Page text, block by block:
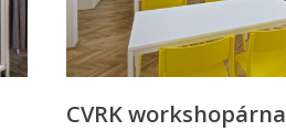
CVRK workshopárna